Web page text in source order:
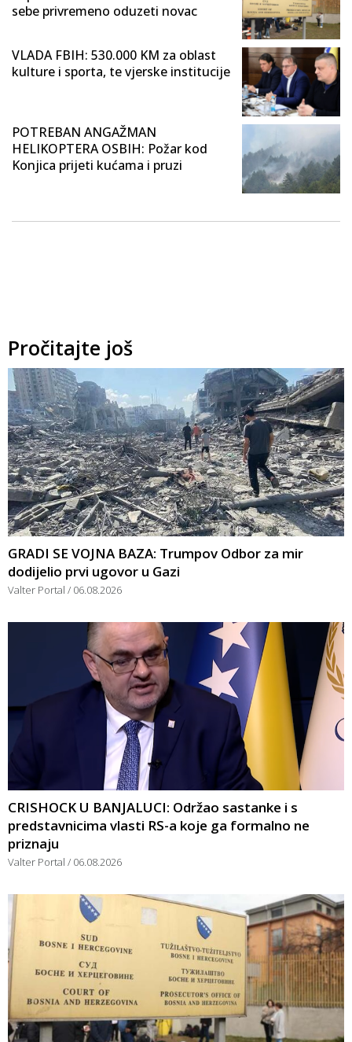
sebe privremeno oduzeti novac
VLADA FBIH: 530.000 KM za oblast
kulture i sporta, te vjerske institucije
POTREBAN ANGAŽMAN
HELIKOPTERA OSBIH: Požar kod
Konjica prijeti kućama i pruzi
Pročitajte još
GRADI SE VOJNA BAZA: Trumpov Odbor za mir
dodijelio prvi ugovor u Gazi
Valter Portal 06.08.2026
CRISHOCK U BANJALUCI: Održao sastanke i s
predstavnicima vlasti RS-a koje ga formalno ne
priznaju
Valter Portal 06.08.2026